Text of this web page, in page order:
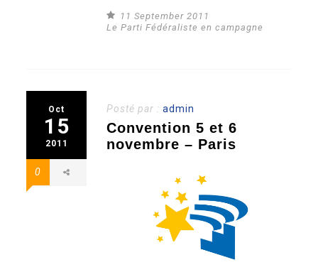
11 September 2011
Le Parti Fédéraliste en campagne
Oct
15
2011
0
Posté par :admin
Convention 5 et 6
novembre – Paris